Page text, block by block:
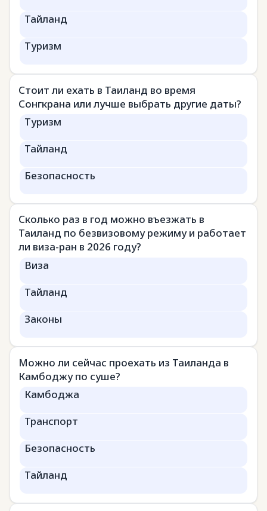
Тайланд
Туризм
Стоит ли ехать в Таиланд во время
Сонгкрана или лучше выбрать другие даты?
Туризм
Тайланд
Безопасность
Сколько раз в год можно въезжать в
Таиланд по безвизовому режиму и работает
ли виза-ран в 2026 году?
Виза
Тайланд
Законы
Можно ли сейчас проехать из Таиланда в
Камбоджу по суше?
Камбоджа
Транспорт
Безопасность
Тайланд